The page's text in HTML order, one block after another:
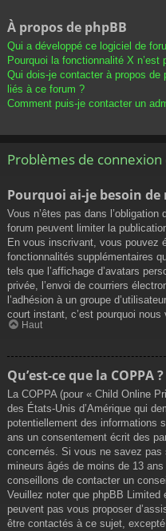
À propos de phpBB
Qui a développé ce logiciel de
Pourquoi la fonctionnalité X n’est
Qui dois-je contacter à propos de
liés à ce forum ?
Comment puis-je contacter un
Problèmes de connexion
Pourquoi ai-je besoin de
Vous n’êtes pas dans
forum peuvent limiter la
En vous inscrivant, vous pouvez
fonctionnalités supplémentaires
tels que l’affichage d’avatars
privée, l’envoi de courriers
l’adhésion à un groupe
court instant, c’est pourquoi
Haut
Qu’est-ce que la COPPA ?
La COPPA (pour « Child Online
des États-Unis d’Amérique qui
potentiellement des informations
ans un consentement écrit des
concernés. Si vous ne savez pas
mineurs âgés de moins de 13
conseillons de contacter un
Veuillez noter que phpBB
peuvent pas vous proposer
être contactés à ce sujet,